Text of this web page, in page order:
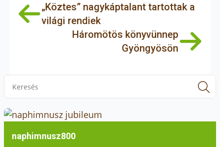
„Köztes” nagykáptalant tartottak a
világi rendiek
Háromötös könyvünnep
Gyöngyösön
naphimnusz800